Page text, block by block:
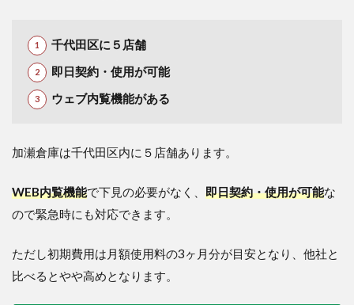
千代田区に５店舗
即日契約・使用が可能
ウェブ内覧機能がある
加瀬倉庫は千代田区内に５店舗あります。
WEB内覧機能で下見の必要がなく、 即日契約・使用が可能な
ので緊急時にも対応できます。
ただし初期費用は月額使用料の3ヶ月分が目安となり、他社と
比べるとやや高めとなります。